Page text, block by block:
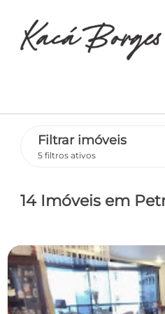
Filtrar imóveis
5 filtros ativos
14 Imóveis em